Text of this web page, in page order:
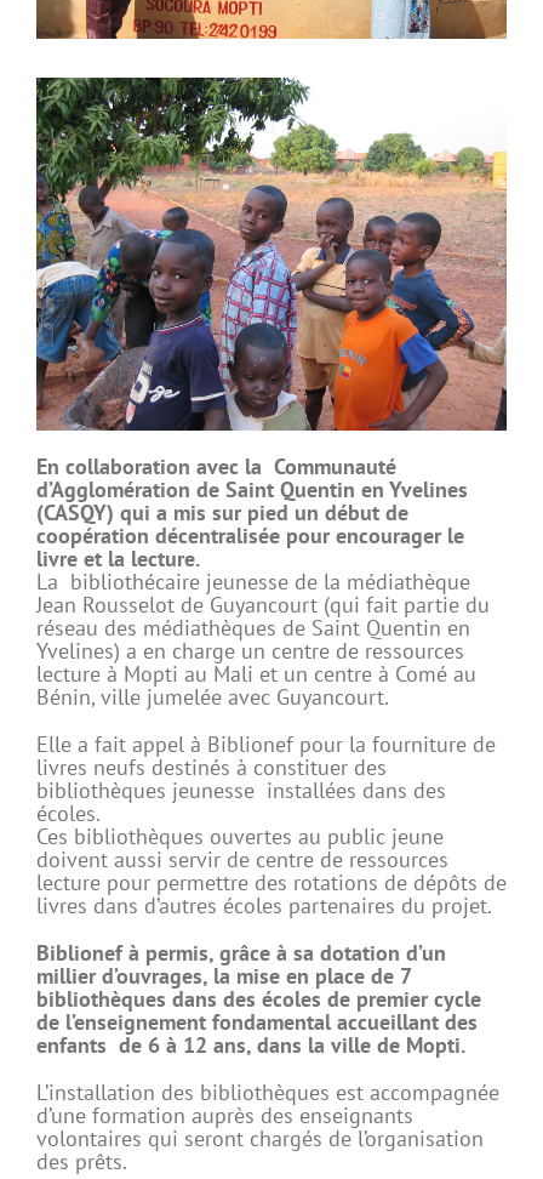
En collaboration avec la Communauté
d’Agglomération de Saint Quentin en Yvelines
(CASQY) qui a mis sur pied un début de
coopération décentralisée pour encourager le
livre et la lecture.
La bibliothécaire jeunesse de la médiathèque
Jean Rousselot de Guyancourt (qui fait partie du
réseau des médiathèques de Saint Quentin en
Yvelines) a en charge un centre de ressources
lecture à Mopti au Mali et un centre à Comé au
Bénin, ville jumelée avec Guyancourt.
Elle a fait appel à Biblionef pour la fourniture de
livres neufs destinés à constituer des
bibliothèques jeunesse installées dans des
écoles.
Ces bibliothèques ouvertes au public jeune
doivent aussi servir de centre de ressources
lecture pour permettre des rotations de dépôts de
livres dans d’autres écoles partenaires du projet.
Biblionef à permis, grâce à sa dotation d’un
millier d’ouvrages, la mise en place de 7
bibliothèques dans des écoles de premier cycle
de l’enseignement fondamental accueillant des
enfants de 6 à 12 ans, dans la ville de Mopti.
L’installation des bibliothèques est accompagnée
d’une formation auprès des enseignants
volontaires qui seront chargés de l’organisation
des prêts.